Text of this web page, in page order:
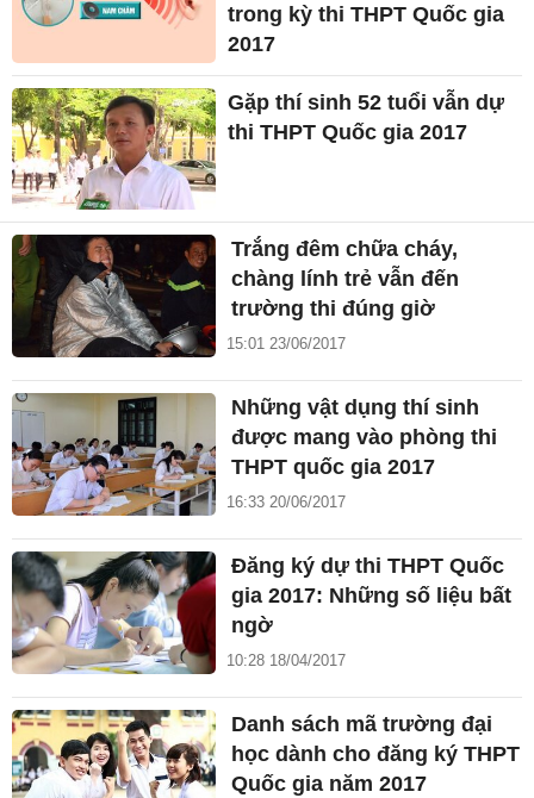
trong kỳ thi THPT Quốc gia
2017
Gặp thí sinh 52 tuổi vẫn dự
thi THPT Quốc gia 2017
Trắng đêm chữa cháy,
chàng lính trẻ vẫn đến
trường thi đúng giờ
15:01 23/06/2017
Những vật dụng thí sinh
được mang vào phòng thi
THPT quốc gia 2017
16:33 20/06/2017
Đăng ký dự thi THPT Quốc
gia 2017: Những số liệu bất
ngờ
10:28 18/04/2017
Danh sách mã trường đại
học dành cho đăng ký THPT
Quốc gia năm 2017